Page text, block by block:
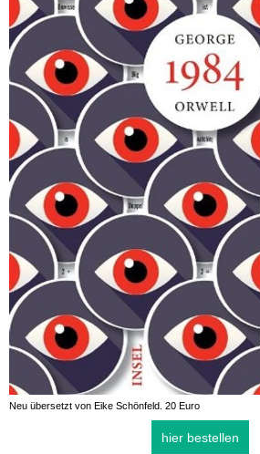
Neu übersetzt von Eike Schönfeld. 20 Euro
hier bestellen